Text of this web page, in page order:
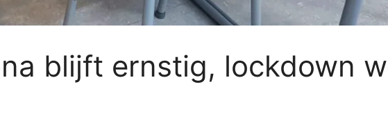
blijft ernstig, lockdown